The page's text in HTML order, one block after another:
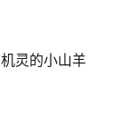
机灵的小山羊